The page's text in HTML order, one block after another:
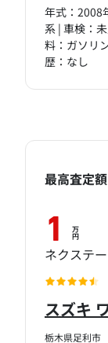
年式：2008
系 | 車検：
料：ガソリ
歴：なし
栃木県足利市
スズキ
最高査定額
1 万
円
ネクステ